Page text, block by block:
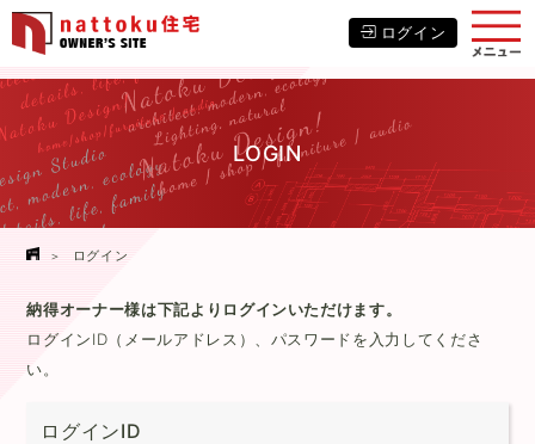
ログイン
LOGIN
ログイン
納得オーナー様は下記よりログインいただけます。
ログインID（メールアドレス）、パスワードを入力してくださ
い。
ログインID